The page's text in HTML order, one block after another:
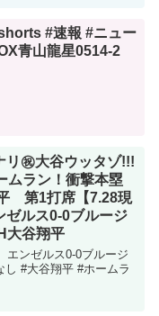
#速報 #ニュー
青山龍星0514-2
リ㊗️大谷ウッタゾ!!!
ムラン！衝撃本塁
第1打席【7.28現
ゼルス0-0ブルージ
大谷翔平
ンゼルス0-0ブルージ
し #大谷翔平 #ホームラ